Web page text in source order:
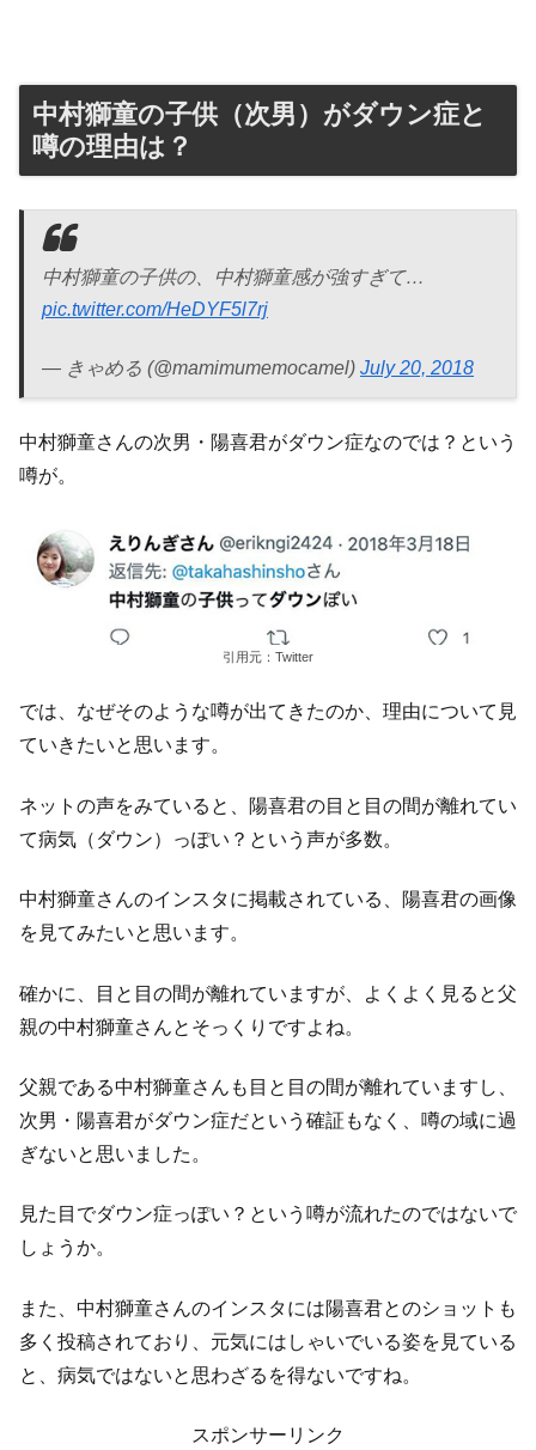
中村獅童の子供（次男）がダウン症と
噂の理由は？
中村獅童の子供の、中村獅童感が強すぎて…
pic.twitter.com/HeDYF5l7rj
— きゃめる (@mamimumemocamel) July 20, 2018
中村獅童さんの次男・陽喜君がダウン症なのでは？という
噂が。
引用元：Twitter
では、なぜそのような噂が出てきたのか、理由について見
ていきたいと思います。
ネットの声をみていると、陽喜君の目と目の間が離れてい
て病気（ダウン）っぽい？という声が多数。
中村獅童さんのインスタに掲載されている、陽喜君の画像
を見てみたいと思います。
確かに、目と目の間が離れていますが、よくよく見ると父
親の中村獅童さんとそっくりですよね。
父親である中村獅童さんも目と目の間が離れていますし、
次男・陽喜君がダウン症だという確証もなく、噂の域に過
ぎないと思いました。
見た目でダウン症っぽい？という噂が流れたのではないで
しょうか。
また、中村獅童さんのインスタには陽喜君とのショットも
多く投稿されており、元気にはしゃいでいる姿を見ている
と、病気ではないと思わざるを得ないですね。
スポンサーリンク